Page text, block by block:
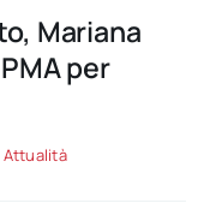
Mariana
per
Attualità